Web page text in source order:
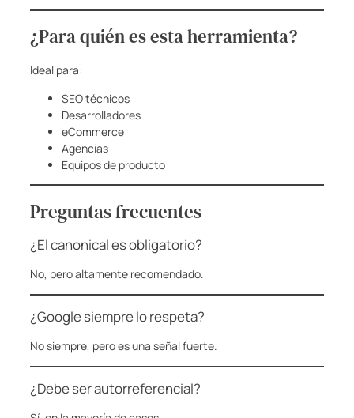
¿Para quién es esta herramienta?
Ideal para:
SEO técnicos
Desarrolladores
eCommerce
Agencias
Equipos de producto
Preguntas frecuentes
¿El canonical es obligatorio?
No, pero altamente recomendado.
¿Google siempre lo respeta?
No siempre, pero es una señal fuerte.
¿Debe ser autorreferencial?